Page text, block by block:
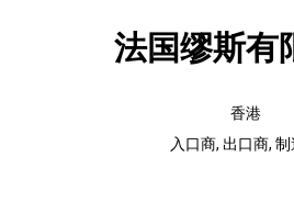
法国缪斯有
香港
入口商, 出口商,